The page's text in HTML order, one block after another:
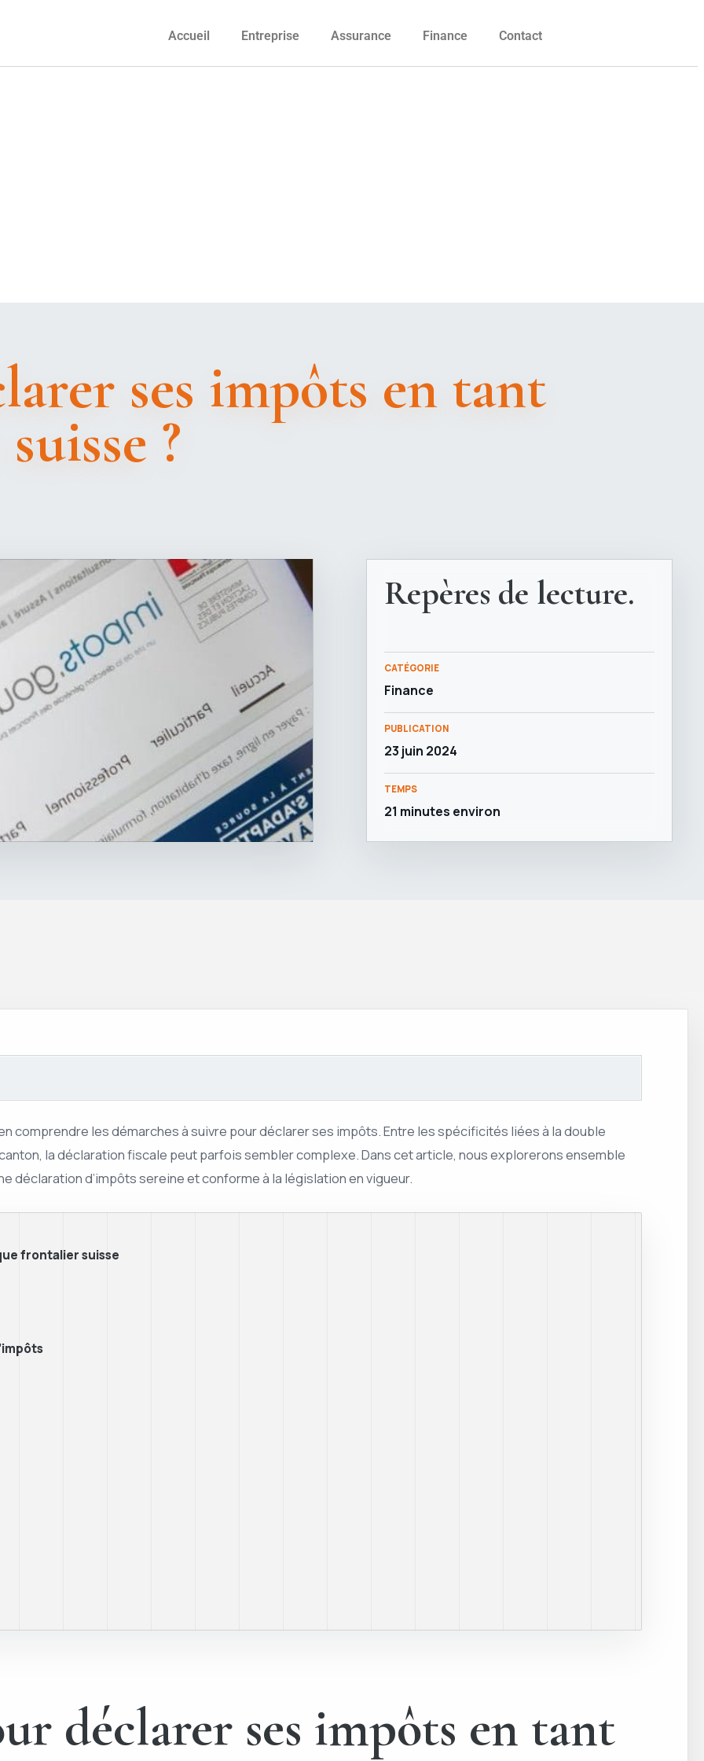
Accueil Entreprise Assurance Finance Contact
ses impôts en tant
?
Repères de lecture.
CATÉGORIE
Finance
PUBLICATION
23 juin 2024
TEMPS
21 minutes environ
comprendre les démarches à suivre pour déclarer ses impôts. Entre les spécificités liées à la double
la déclaration fiscale peut parfois sembler complexe. Dans cet article, nous explorerons ensemble
déclaration d’impôts sereine et conforme à la législation en vigueur.
frontalier suisse
déclarer ses impôts en tant